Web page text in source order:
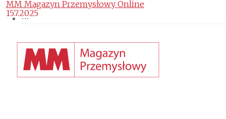
MM Magazyn Przemysłowy Online
15.7.2025